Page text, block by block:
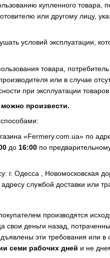
купленного товара,
или другому лицу,
условий эксплуатации,
товара,
или в случае
при эксплуатации
произвести.
«Fermery.com.ua» по
до 16:00 по
г. Одесса , Новомосковская
службой доставки или
производятся
свои деньги назад,
эти требования или в
семи рабочих дней и не